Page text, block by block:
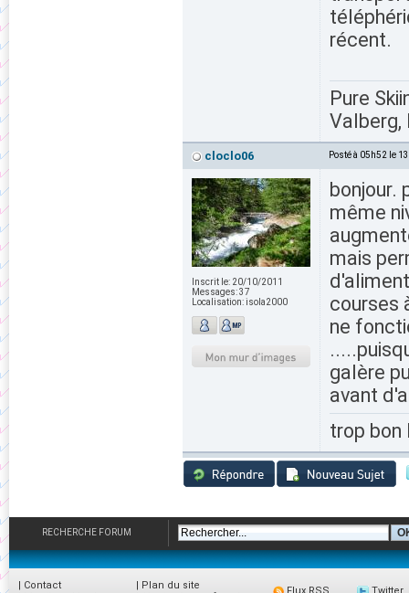
récent.
Pure
Valberg,
cloclo06 Posté à 05h52 le
Inscrit le: 20/10/2011
Messages:37
Localisation:isola2000
bonjour.
même
mais
courses
ne
galère
avant
trop bon
RECHERCHE FORUM
| Contact
| Plan du site